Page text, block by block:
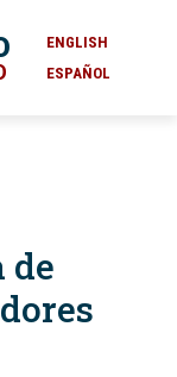
ENGLISH
ESPAÑOL
de